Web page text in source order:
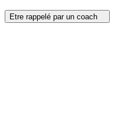
Etre rappelé par un coach